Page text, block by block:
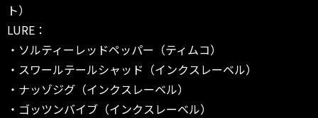
ト）
LURE：
・ソルティーレッドペッパー（ティムコ）
・スワールテールシャッド（インクスレーベル）
・ナッゾジグ（インクスレーベル）
・ゴッツンバイブ（インクスレーベル）